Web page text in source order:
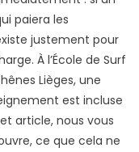
paiera les
justement pour
À l’École de Surf
Lièges, une
est incluse
article, nous vous
ce que cela ne